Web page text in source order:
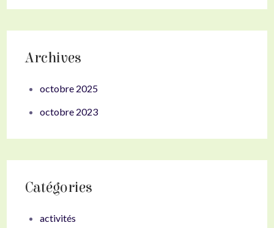
Archives
octobre 2025
octobre 2023
Catégories
activités